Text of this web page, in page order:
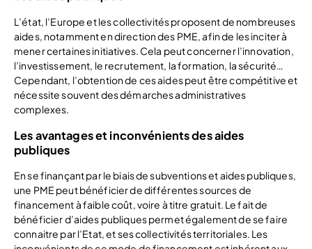
L’état, l’Europe et les collectivités proposent de nombreuses
aides, notamment en direction des PME, afin de les inciter à
mener certaines initiatives. Cela peut concerner l’innovation,
l’investissement, le recrutement, la formation, la sécurité…
Cependant, l’obtention de ces aides peut être compétitive et
nécessite souvent des démarches administratives
complexes.
Les avantages et inconvénients des aides
publiques
En se finançant par le biais de subventions et aides publiques,
une PME peut bénéficier de différentes sources de
financement à faible coût, voire à titre gratuit. Le fait de
bénéficier d’aides publiques permet également de se faire
connaitre par l’Etat, et ses collectivités territoriales. Les